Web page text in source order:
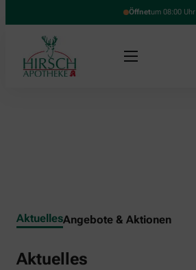
Öffnetum 08:00 Uhr
AktuellesAngebote & Aktionen
Aktuelles